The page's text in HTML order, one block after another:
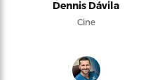
Dennis Dávila
Cine